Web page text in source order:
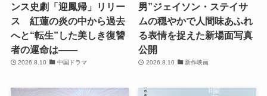
ンス史劇「迎鳳帰」リリー
ス 紅蓮の炎の中から過去
へと“転生”した美しき復讐
者の運命は――
2026.8.10 中国ドラマ
男”ジェイソン・ステイサ
ムの穏やかで人間味あふれ
る表情を捉えた新場面写真
公開
2026.8.10 新作映画